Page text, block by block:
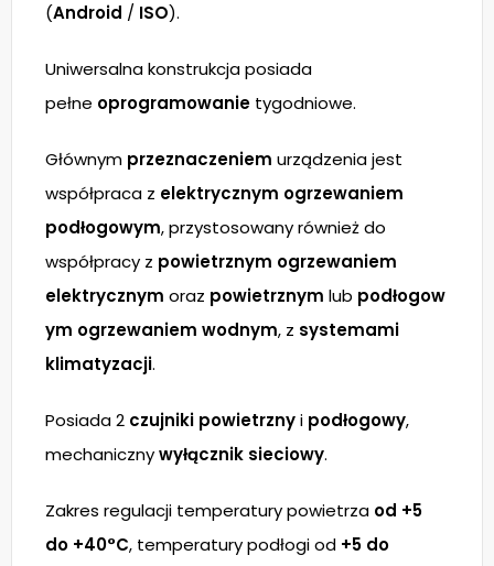
(Android / ISO).
Uniwersalna konstrukcja posiada
pełne oprogramowanie tygodniowe.
Głównym przeznaczeniem urządzenia jest
współpraca z elektrycznym ogrzewaniem
podłogowym, przystosowany również do
współpracy z powietrznym ogrzewaniem
elektrycznym oraz powietrznym lub podłogow
ym ogrzewaniem wodnym, z systemami
klimatyzacji.
Posiada 2 czujniki powietrznyi podłogowy,
mechanicznywyłącznik sieciowy.
Zakres regulacji temperatury powietrza od +5
do +40°C, temperatury podłogi od +5 do